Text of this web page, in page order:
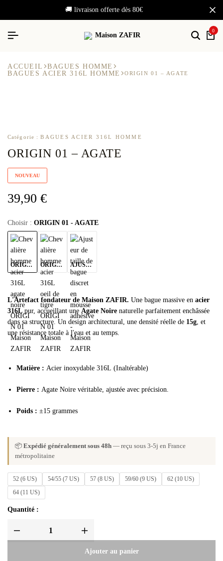
🚚 livraison offerte dès 80€
0
ACCUEIL
BAGUES HOMME
BAGUES ACIER 316L HOMME
ORIGIN 01 – AGATE
Catégorie :BAGUES ACIER 316L HOMME
ORIGIN 01 – AGATE
NOUVEAU
39,90 €
ORIGIN 01 - AGATE
ORIGIN 01 - AGATE ORIGIN 01 - TIGRE AJUSTEUR DE BAGUE
L'Artefact fondateur de Maison ZAFIR. Une bague massive en acier
316L pur, accueillant une Agate Noire naturelle parfaitement enchâssée
dans sa structure. Un design architectural, une densité réelle de 15g , et
une résistance totale à l'eau et au temps.
Matière : Acier inoxydable 316L (Inaltérable)
Pierre : Agate Noire véritable, ajustée avec précision.
Poids : ±15 grammes
📦 Expédié généralement sous 48h — reçu sous 3-5j en France
métropolitaine
52 (6 US) 54/55 (7 US) 57 (8 US) 59/60 (9 US)
62 (10 US)
64 (11 US)
Quantité :
Ajouter au panier